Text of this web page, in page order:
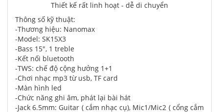
Thiết kế rất linh hoạt - dễ di chuyển
Thông số kỹ thuật:
-Thương hiệu: Nanomax
-Model: SK15X3
-Bass 15", 1 treble
-Kết nối bluetooth
-TWS: chế độ cộng hưởng 1+1
-Chơi nhạc mp3 từ usb, TF card
-Màn hình led
-Chức năng ghi âm, phát lại bài hát
-Jack 6.5mm: Guitar ( cắm nhạc cụ), Mic1/Mic2 ( cổng cắm